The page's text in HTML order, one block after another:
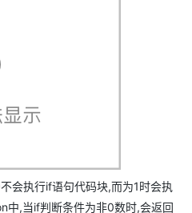
会执行if语句代码块,而为1时会执
中,当if判断条件为非0数时,会返回